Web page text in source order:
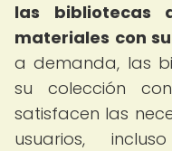
las bibliotecas
materiales con
a demanda, las
su colección
satisfacen las
usuarios,